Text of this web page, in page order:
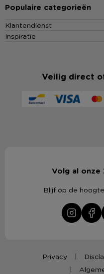
Populaire categorieën
Klantendienst
Inspiratie
Veilig direct
Volg al onze
Blijf op de
Privacy